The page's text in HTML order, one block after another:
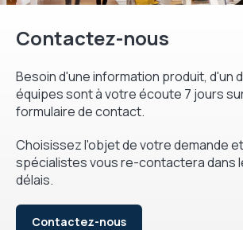
Contactez-nous
Besoin d'une information produit, d'un
équipes sont à votre écoute 7 jours
formulaire de contact.
Choisissez l'objet de votre demande
spécialistes vous re-contactera dans
délais.
Contactez-nous